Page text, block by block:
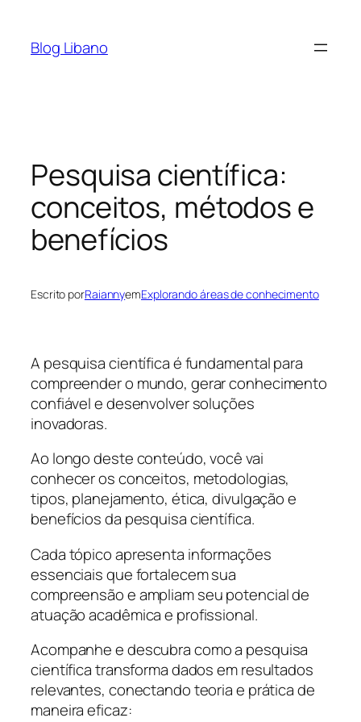
Blog Libano
Pesquisa científica:
conceitos, métodos e
benefícios
Escrito porRaiannyemExplorando áreas de conhecimento
A pesquisa científica é fundamental para
compreender o mundo, gerar conhecimento
confiável e desenvolver soluções
inovadoras.
Ao longo deste conteúdo, você vai
conhecer os conceitos, metodologias,
tipos, planejamento, ética, divulgação e
benefícios da pesquisa científica.
Cada tópico apresenta informações
essenciais que fortalecem sua
compreensão e ampliam seu potencial de
atuação acadêmica e profissional.
Acompanhe e descubra como a pesquisa
científica transforma dados em resultados
relevantes, conectando teoria e prática de
maneira eficaz: